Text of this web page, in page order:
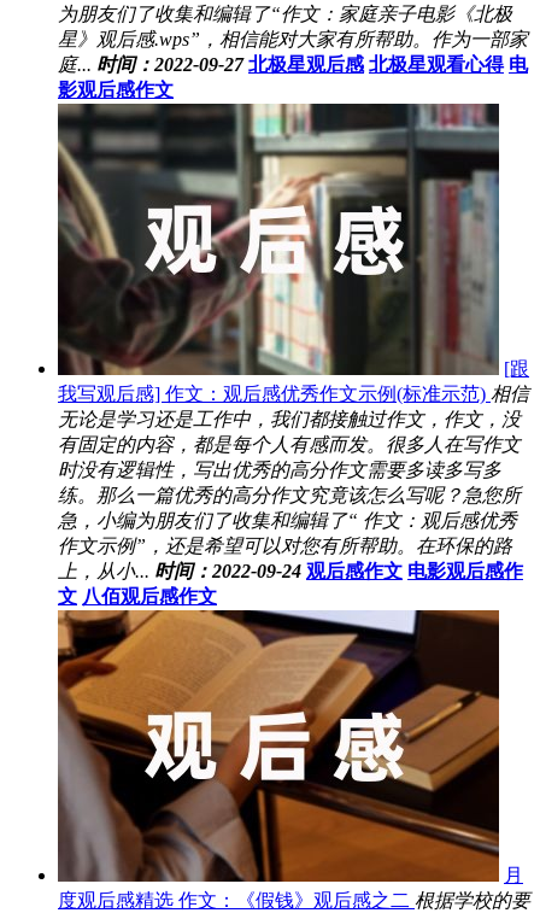
为朋友们了收集和编辑了“作文：家庭亲子电影《北极
星》观后感.wps”，相信能对大家有所帮助。作为一部家
庭... 时间：2022-09-27 北极星观后感 北极星观看心得 电
影观后感作文
[跟
我写观后感] 作文：观后感优秀作文示例(标准示范) 相信
无论是学习还是工作中，我们都接触过作文，作文，没
有固定的内容，都是每个人有感而发。很多人在写作文
时没有逻辑性，写出优秀的高分作文需要多读多写多
练。那么一篇优秀的高分作文究竟该怎么写呢？急您所
急，小编为朋友们了收集和编辑了“ 作文：观后感优秀
作文示例”，还是希望可以对您有所帮助。在环保的路
上，从小... 时间：2022-09-24 观后感作文 电影观后感作
文 八佰观后感作文
月
度观后感精选 作文：《假钱》观后感之二 根据学校的要